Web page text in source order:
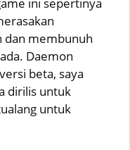
dan membunuh
Daemon
beta, saya
dirilis untuk
untuk